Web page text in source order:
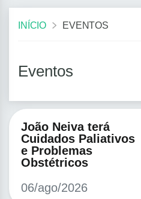
INÍCIO EVENTOS
Eventos
João Neiva terá
Cuidados Paliativos
e Problemas
Obstétricos
06/ago/2026